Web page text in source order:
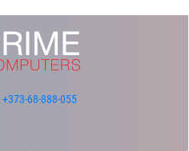
+373-68-888-055